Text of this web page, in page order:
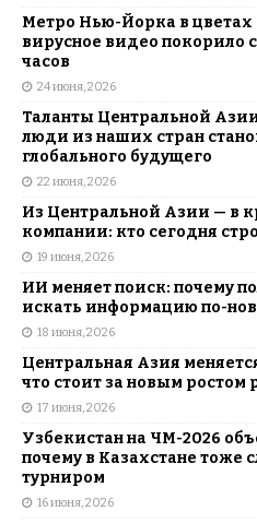
Метро Нью-Йорка в цветах
вирусное видео покорило
часов
24 июня, 2026
Таланты Центральной
люди из наших стран
глобального будущего
22 июня, 2026
Из Центральной Азии — в
компании: кто сегодня
19 июня, 2026
ИИ меняет поиск: почему
искать информацию по-
18 июня, 2026
Центральная Азия
что стоит за новым ростом
17 июня, 2026
Узбекистан на ЧМ-2026
почему в Казахстане тоже
турниром
16 июня, 2026